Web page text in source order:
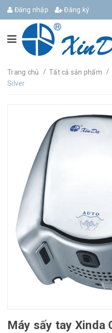
Đăng nhập Đăng ký
Trang chủ / Tất cả sản phẩm /
Silver
Máy sấy tay Xinda